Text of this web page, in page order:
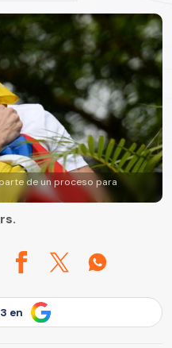
de un proceso para
en